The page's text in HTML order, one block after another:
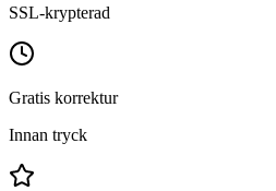
SSL-krypterad
Gratis korrektur
Innan tryck